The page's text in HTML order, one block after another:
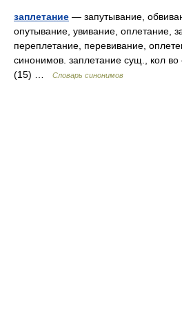
заплетание — запутывание,
опутывание, увивание, оплетание,
переплетание, перевивание,
синонимов. заплетание сущ., кол во
(15) …
Словарь синонимов